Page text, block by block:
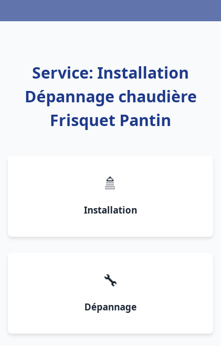
Service: Installation
Dépannage chaudière
Frisquet Pantin
🚿
Installation
🔧
Dépannage